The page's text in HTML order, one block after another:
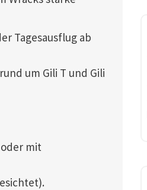
Tagesausflug ab
um Gili T und Gili
oder mit